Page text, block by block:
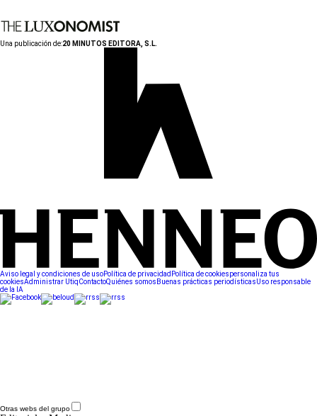
Una publicación de:20 MINUTOS EDITORA, S.L.
Aviso legal y condiciones de usoPolítica de privacidad Política de cookiespersonaliza tus
cookiesAdministrar UtiqContactoQuiénes somos Buenas prácticas periodísticasUso responsable
de la IA
Otras webs del grupo